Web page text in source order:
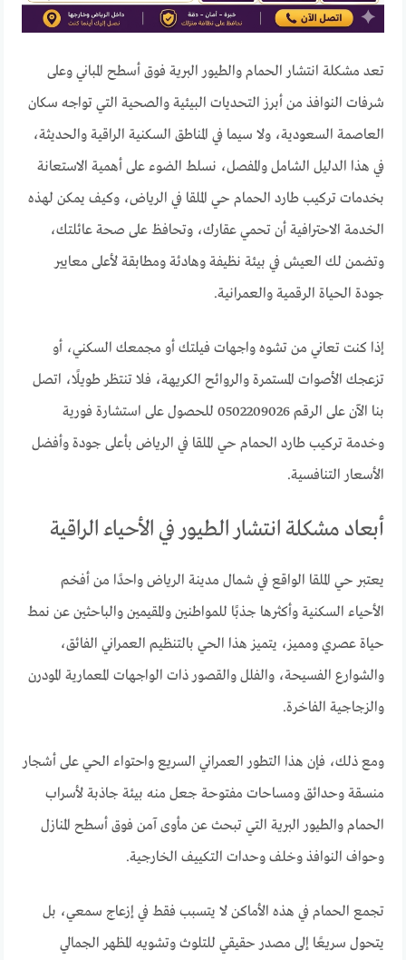
تعد مشكلة انتشار الحمام والطيور البرية فوق أسطح المباني وعلى
شرفات النوافذ من أبرز التحديات البيئية والصحية التي تواجه سكان
العاصمة السعودية، ولا سيما في المناطق السكنية الراقية والحديثة،
في هذا الدليل الشامل والمفصل، نسلط الضوء على أهمية الاستعانة
بخدمات تركيب طارد الحمام حي الملقا في الرياض، وكيف يمكن لهذه
الخدمة الاحترافية أن تحمي عقارك، وتحافظ على صحة عائلتك،
وتضمن لك العيش في بيئة نظيفة وهادئة ومطابقة لأعلى معايير
جودة الحياة الرقمية والعمرانية.
إذا كنت تعاني من تشوه واجهات فيلتك أو مجمعك السكني، أو
تزعجك الأصوات المستمرة والروائح الكريهة، فلا تنتظر طويلًا، اتصل
بنا الآن على الرقم 0502209026 للحصول على استشارة فورية
وخدمة تركيب طارد الحمام حي الملقا في الرياض بأعلى جودة وأفضل
الأسعار التنافسية.
أبعاد مشكلة انتشار الطيور في الأحياء الراقية
يعتبر حي الملقا الواقع في شمال مدينة الرياض واحدًا من أفخم
الأحياء السكنية وأكثرها جذبًا للمواطنين والمقيمين والباحثين عن نمط
حياة عصري ومميز، يتميز هذا الحي بالتنظيم العمراني الفائق،
والشوارع الفسيحة، والفلل والقصور ذات الواجهات المعمارية المودرن
والزجاجية الفاخرة.
ومع ذلك، فإن هذا التطور العمراني السريع واحتواء الحي على أشجار
منسقة وحدائق ومساحات مفتوحة جعل منه بيئة جاذبة لأسراب
الحمام والطيور البرية التي تبحث عن مأوى آمن فوق أسطح المنازل
وحواف النوافذ وخلف وحدات التكييف الخارجية.
تجمع الحمام في هذه الأماكن لا يتسبب فقط في إزعاج سمعي، بل
يتحول سريعًا إلى مصدر حقيقي للتلوث وتشويه المظهر الجمالي